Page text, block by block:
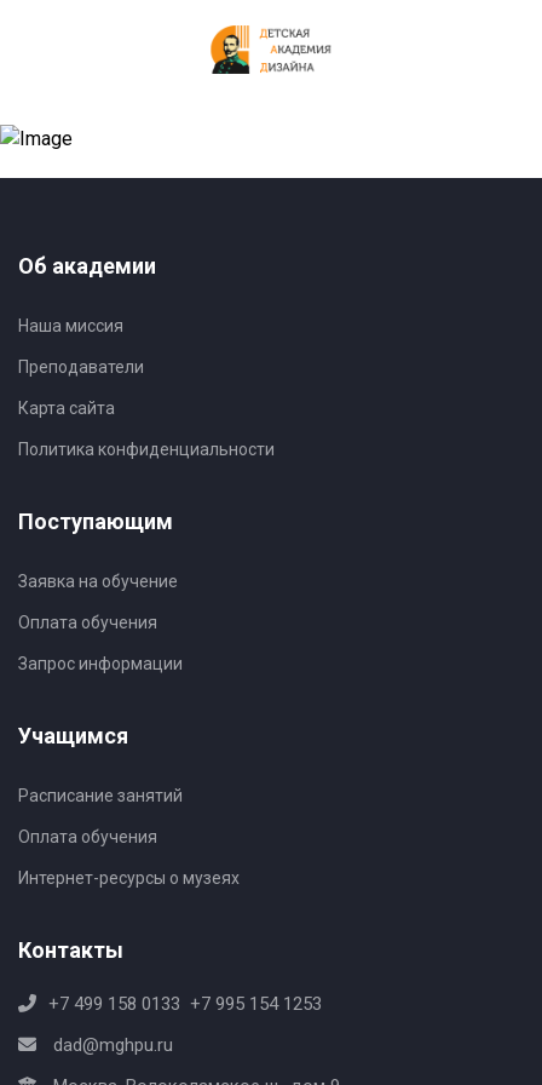
Об академии
Наша миссия
Преподаватели
Карта сайта
Политика конфиденциальности
Поступающим
Заявка на обучение
Оплата обучения
Запрос информации
Учащимся
Расписание занятий
Оплата обучения
Интернет-ресурсы о музеях
Контакты
+7 499 158 0133 +7 995 154 1253
dad@mghpu.ru